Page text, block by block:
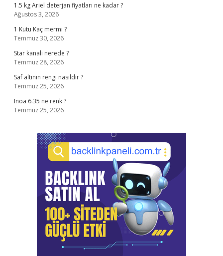
1.5 kg Ariel deterjan fiyatları ne kadar ?
Ağustos 3, 2026
1 Kutu Kaç mermi ?
Temmuz 30, 2026
Star kanalı nerede ?
Temmuz 28, 2026
Saf altının rengi nasıldır ?
Temmuz 25, 2026
Inoa 6.35 ne renk ?
Temmuz 25, 2026